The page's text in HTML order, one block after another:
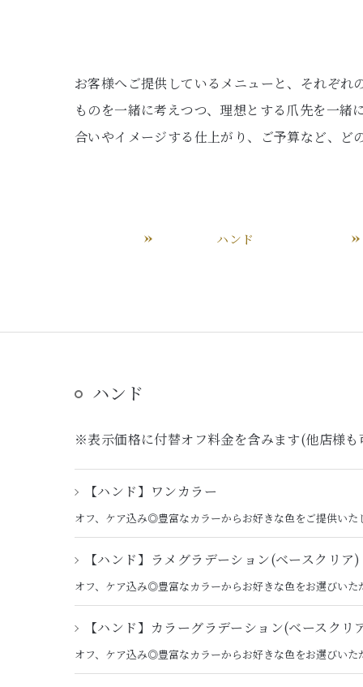
お客様へご提供しているメニューと、それぞれ
ものを一緒に考えつつ、理想とする爪先を一
合いやイメージする仕上がり、ご予算など、ど
ハンド
ハンド
※表示価格に付替オフ料金を含みます(他店様も
【ハンド】ワンカラー
オフ、ケア込み◎豊富なカラーからお好きな色をご提供いた
【ハンド】ラメグラデーション(ベースクリア)
オフ、ケア込み◎豊富なカラーからお好きな色をお選びい
【ハンド】カラーグラデーション(ベースクリ
オフ、ケア込み◎豊富なカラーからお好きな色をお選びい